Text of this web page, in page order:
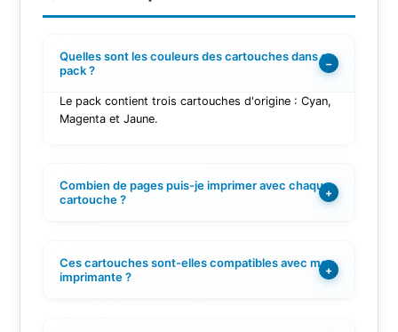
Quelles sont les couleurs des cartouches dans ce
pack ?
−
Le pack contient trois cartouches d'origine : Cyan,
Magenta et Jaune.
Combien de pages puis-je imprimer avec chaque
cartouche ?
+
Ces cartouches sont-elles compatibles avec mon
imprimante ?
+